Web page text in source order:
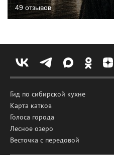
49 отзывов
Гид по сибирской кухне
Карта катков
Голоса города
Лесное озеро
Весточка с передовой